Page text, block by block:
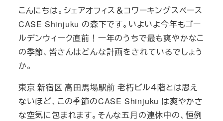
リ
ー
こんにちは。シェアオフィス＆コワーキングスペース
CASE Shinjuku の森下です。いよいよ今年もゴー
ルデンウィーク直前！一年のうちで最も爽やかなこ
の季節、皆さんはどんな計画をされているでしょう
か。
東京 新宿区 高田馬場駅前 老朽ビル４階とは思え
ないほど、この季節のCASE Shinjuku は爽やかさ
な空気に包まれます。そんな五月の連休中の、恒例